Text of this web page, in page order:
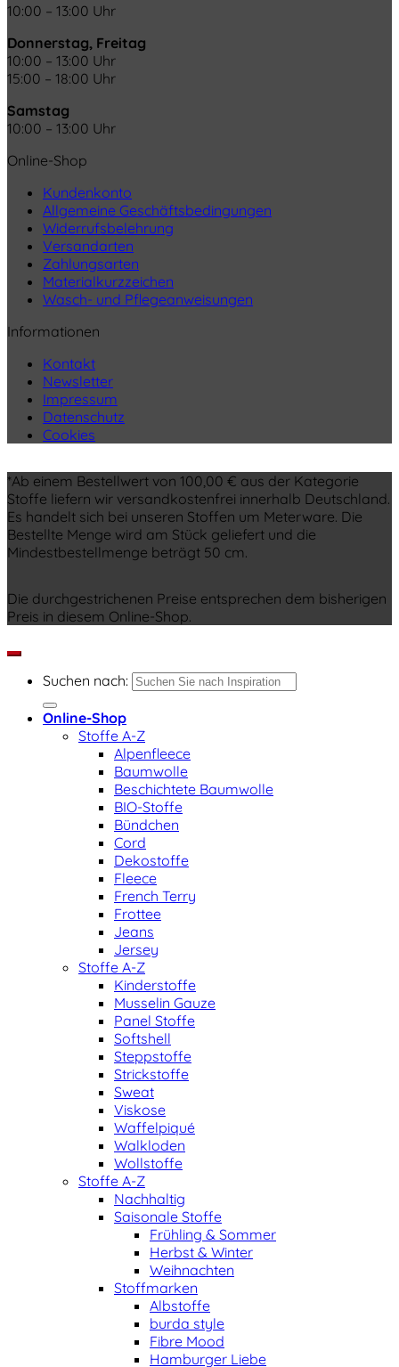
10:00 – 13:00 Uhr
Donnerstag, Freitag
10:00 – 13:00 Uhr
15:00 – 18:00 Uhr
Samstag
10:00 – 13:00 Uhr
Online-Shop
Kundenkonto
Allgemeine Geschäftsbedingungen
Widerrufsbelehrung
Versandarten
Zahlungsarten
Materialkurzzeichen
Wasch- und Pflegeanweisungen
Informationen
Kontakt
Newsletter
Impressum
Datenschutz
Cookies
*Ab einem Bestellwert von 100,00 € aus der Kategorie
Stoffe liefern wir versandkostenfrei innerhalb Deutschland.
Es handelt sich bei unseren Stoffen um Meterware. Die
Bestellte Menge wird am Stück geliefert und die
Mindestbestellmenge beträgt 50 cm.
Die durchgestrichenen Preise entsprechen dem bisherigen
Preis in diesem Online-Shop.
Suchen nach:
Online-Shop
Stoffe A-Z
Alpenfleece
Baumwolle
Beschichtete Baumwolle
BIO-Stoffe
Bündchen
Cord
Dekostoffe
Fleece
French Terry
Frottee
Jeans
Jersey
Stoffe A-Z
Kinderstoffe
Musselin Gauze
Panel Stoffe
Softshell
Steppstoffe
Strickstoffe
Sweat
Viskose
Waffelpiqué
Walkloden
Wollstoffe
Stoffe A-Z
Nachhaltig
Saisonale Stoffe
Frühling & Sommer
Herbst & Winter
Weihnachten
Stoffmarken
Albstoffe
burda style
Fibre Mood
Hamburger Liebe